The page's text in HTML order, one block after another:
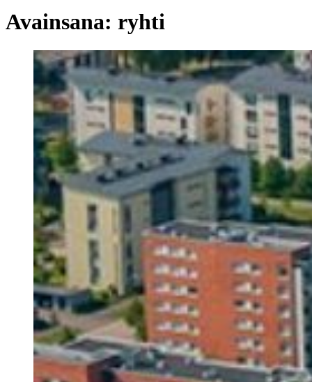
Avainsana: ryhti